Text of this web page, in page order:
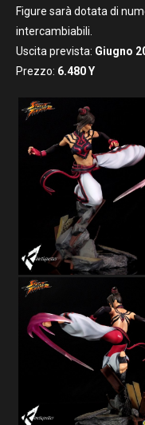
Figure sarà dotata di
intercambiabili.
Uscita prevista: Giugno
Prezzo: 6.480Y